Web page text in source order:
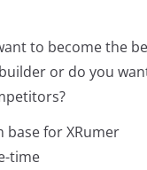
to become the
or do you
base for XRumer
time